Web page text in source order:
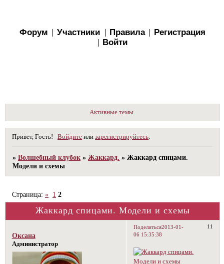
Форум Участники Правила
Регистрация
Войти
Активные темы
Привет, Гость! Войдите илизарегистрируйтесь
»Волшебный клубок »Жаккард. »Жаккард спицами.
Модели и схемы
Жаккард спицами. Модели и схемы
Страница:« 1 2
Поделиться 11
2013-01-
06 15:35:38
Оксана
Администратор